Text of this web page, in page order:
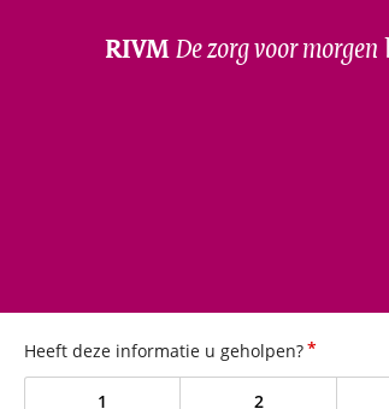
RIVMDe zorg voor morgen
Heeft deze informatie u geholpen?*
1 2